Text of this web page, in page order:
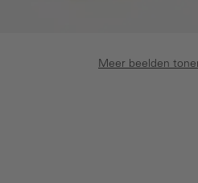
Meer beelden